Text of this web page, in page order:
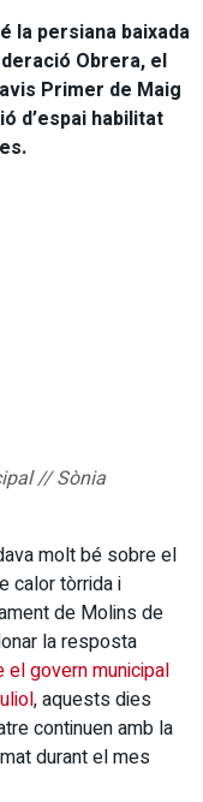
la persiana baixada
Obrera, el
Primer de Maig
d’espai habilitat
// Sònia
molt bé sobre el
calor tòrrida i
de Molins de
la resposta
govern municipal
, aquests dies
continuen amb la
durant el mes